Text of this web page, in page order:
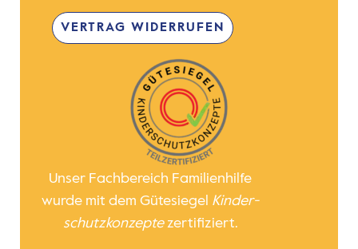
VERTRAG WIDERRUFEN
Unser Fachbereich Familienhilfe
wurde mit dem Gütesiegel Kinder­
schutz­konzeptezertifiziert.